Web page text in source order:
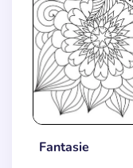
Fantasie